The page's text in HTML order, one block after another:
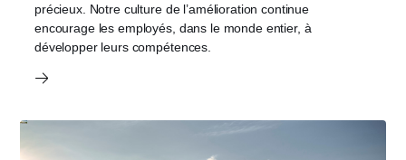
précieux. Notre culture de l’amélioration continue
encourage les employés, dans le monde entier, à
développer leurs compétences.